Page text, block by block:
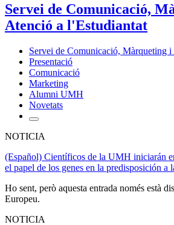
Servei de Comunicació,
Atenció a l'Estudiantat
Servei de Comunicació, Màrqueting
Presentació
Comunicació
Marketing
Alumni UMH
Novetats
NOTICIA
(Español) Científicos de la UMH iniciarán
el papel de los genes en la predisposición a
Ho sent, però aquesta entrada només està
Europeu.
NOTICIA